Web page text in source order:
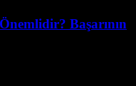
Başarının